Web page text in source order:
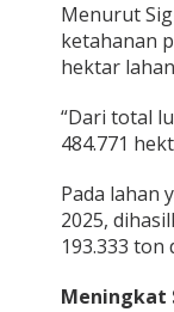
Menurut
ketahanan
hektar
“Dari total
484.771
Pada lahan
2025,
193.333 ton
Meningkat